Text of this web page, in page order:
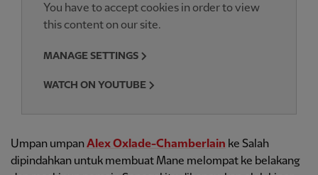
You have to accept cookies in order to view
this content on our site.
MANAGE SETTINGS
WATCH ON YOUTUBE
Umpan umpanAlex Oxlade-Chamberlain ke Salah
dipindahkan untuk membuat Mane melompat ke belakang